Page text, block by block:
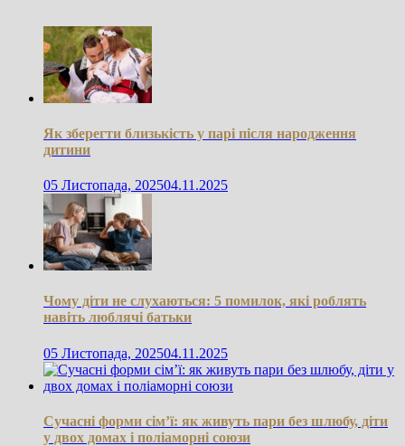
Як зберегти близькість у парі після народження
дитини
05 Листопада, 202504.11.2025
Чому діти не слухаються: 5 помилок, які роблять
навіть люблячі батьки
05 Листопада, 202504.11.2025
Сучасні форми сім’ї: як живуть пари без шлюбу, діти
у двох домах і поліаморні союзи